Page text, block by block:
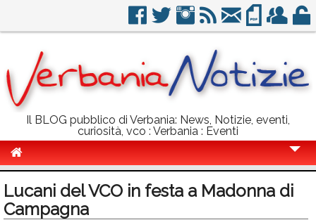
Il BLOG pubblico di Verbania: News, Notizie, eventi,
curiosità, vco : Verbania : Eventi
Politica
Lucani del VCO in festa a Madonna di
Campagna